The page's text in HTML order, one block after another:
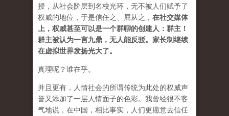
授，从社会阶层到名校光环，无不被人们赋予了
权威的地位，于是信任之、屈从之， 在社交媒体
上，权威甚至可以是一个群聊的创建人：群主！
群主被认为一言九鼎，无人能反驳。家长制继续
在虚拟世界发扬光大了。
真理呢？谁在乎。
并且更有，人情社会的所谓传统为此处的权威声
誉又添加了一层人情面子的色彩。我曾经很不客
气地说，在中国，相比事实，人们更愿意去信任